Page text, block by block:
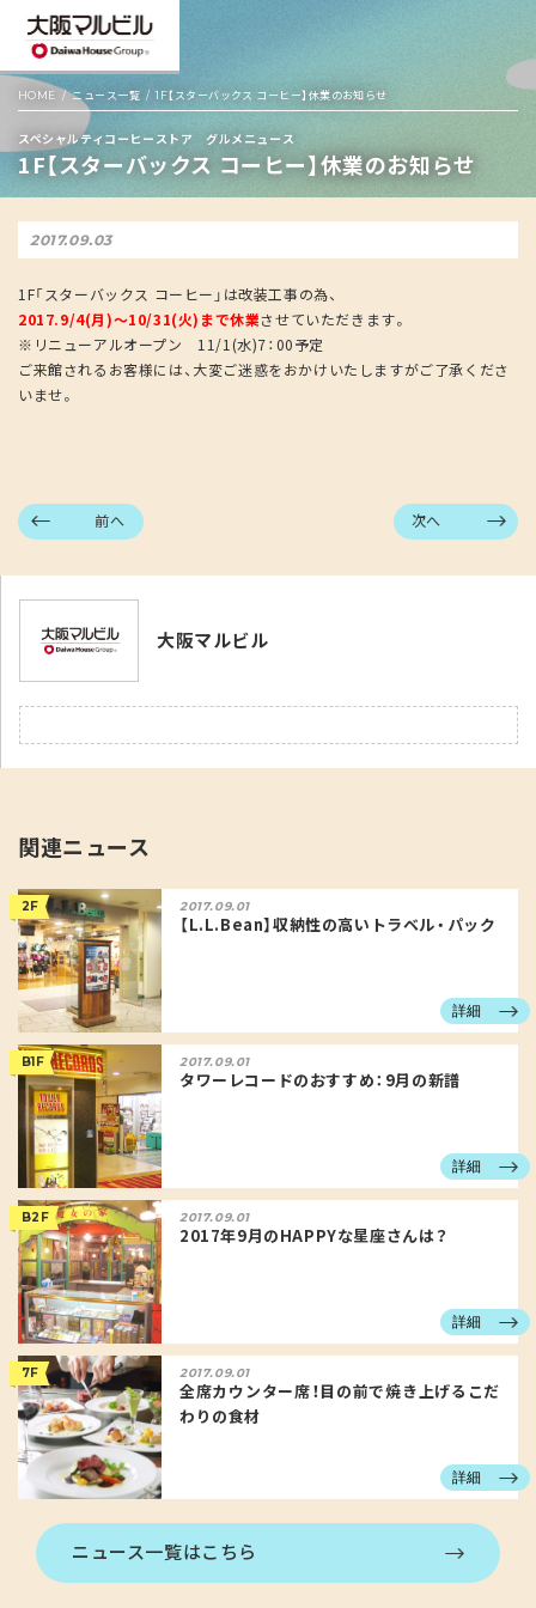
HOME ニュース一覧 1F【スターバックス コーヒー】休業のお知らせ
スペシャルティコーヒーストア グルメニュース
1F【スターバックス コーヒー】休業のお知らせ
2017.09.03
1F「スターバックス コーヒー」は改装工事の為、
2017.9/4(月)～10/31(火)まで休業させていただきます。
※リニューアルオープン 11/1(水)7：00予定
ご来館されるお客様には、大変ご迷惑をおかけいたしますがご了承くださ
いませ。
前へ 次へ
大阪マルビル
関連ニュース
2F 2017.09.01
【L.L.Bean】収納性の高いトラベル・パック
詳細
B1F 2017.09.01
タワーレコードのおすすめ：9月の新譜
詳細
B2F 2017.09.01
2017年9月のHAPPYな星座さんは？
詳細
7F 2017.09.01
全席カウンター席！目の前で焼き上げるこだ
わりの食材
詳細
ニュース一覧はこちら